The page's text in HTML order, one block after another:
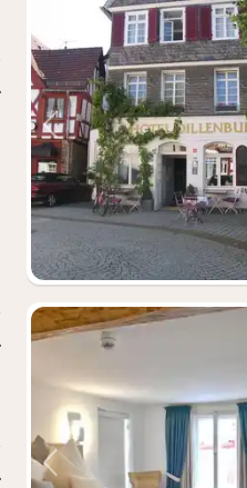
Föregående bild
och söndagar(2)